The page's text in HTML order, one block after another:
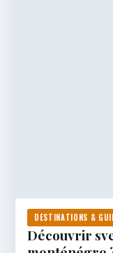
DESTINATIONS &
Découvrir